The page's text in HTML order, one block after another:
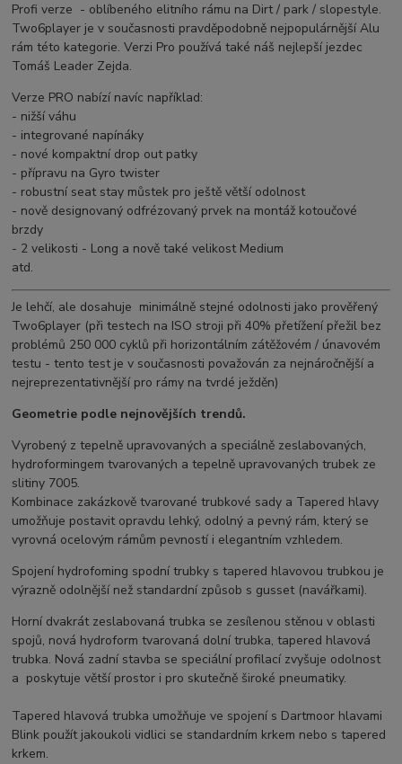
Profi verze - oblíbeného elitního rámu na Dirt / park / slopestyle.
Two6player je v současnosti pravděpodobně nejpopulárnější Alu
rám této kategorie. Verzi Pro používá také náš nejlepší jezdec
Tomáš Leader Zejda.
Verze PRO nabízí navíc například:
- nižší váhu
- integrované napínáky
- nové kompaktní drop out patky
- přípravu na Gyro twister
- robustní seat stay můstek pro ještě větší odolnost
- nově designovaný odfrézovaný prvek na montáž kotoučové
brzdy
- 2 velikosti - Long a nově také velikost Medium
atd.
Je lehčí, ale dosahuje minimálně stejné odolnosti jako prověřený
Two6player (při testech na ISO stroji při 40% přetížení přežil bez
problémů 250 000 cyklů při horizontálním zátěžovém / únavovém
testu - tento test je v současnosti považován za nejnáročnější a
nejreprezentativnější pro rámy na tvrdé ježděn)
Geometrie podle nejnovějších trendů.
Vyrobený z tepelně upravovaných a speciálně zeslabovaných,
hydroformingem tvarovaných a tepelně upravovaných trubek ze
slitiny 7005.
Kombinace zakázkově tvarované trubkové sady a Tapered hlavy
umožňuje postavit opravdu lehký, odolný a pevný rám, který se
vyrovná ocelovým rámům pevností i elegantním vzhledem.
Spojení hydrofoming spodní trubky s tapered hlavovou trubkou je
výrazně odolnější než standardní způsob s gusset (navářkami).
Horní dvakrát zeslabovaná trubka se zesílenou stěnou v oblasti
spojů, nová hydroform tvarovaná dolní trubka, tapered hlavová
trubka. Nová zadní stavba se speciální profilací zvyšuje odolnost
a poskytuje větší prostor i pro skutečně široké pneumatiky.
Tapered hlavová trubka umožňuje ve spojení s Dartmoor hlavami
Blink použít jakoukoli vidlici se standardním krkem nebo s tapered
krkem.